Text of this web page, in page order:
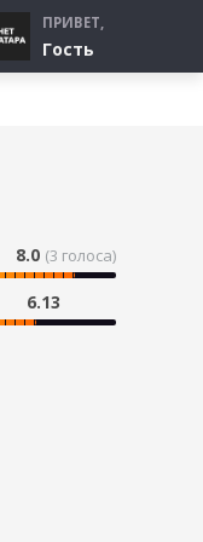
ПРИВЕТ,
Гость
8.0 (3 голоса)
6.13